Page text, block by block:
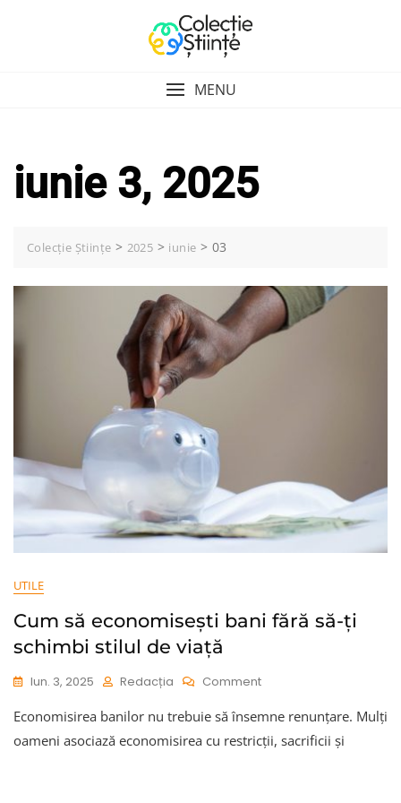
MENU
iunie 3, 2025
Colecție Științe > 2025 > iunie > 03
UTILE
Cum să economisești bani fără să-ți
schimbi stilul de viață
Iun. 3, 2025 Redacția CommentOn
Să
Economisești
Bani
Economisirea banilor nu trebuie să însemne renunțare. Mulți
oameni asociază economisirea cu restricții, sacrificii și